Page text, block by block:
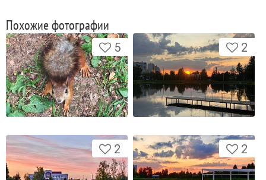
Похожие фотографии
5 2
2 2